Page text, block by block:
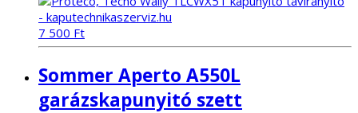
7 500 Ft
Sommer Aperto A550L
garázskapunyitó szett